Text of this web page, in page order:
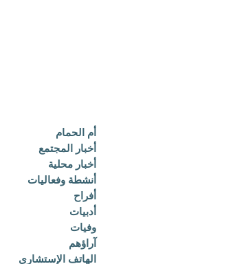
أم الحمام
أخبار المجتمع
أخبار محلية
أنشطة وفعاليات
أفراح
أدبيات
وفيات
آراؤهم
الهاتف الإستشاري